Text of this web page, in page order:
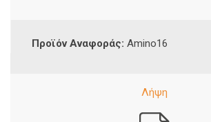
Προϊόν Αναφοράς: Amino16